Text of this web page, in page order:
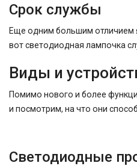
Срок службы
Еще одним большим отличием
вот светодиодная лампочка
Виды и
Помимо нового и более
и посмотрим, на что они
Светодиодные